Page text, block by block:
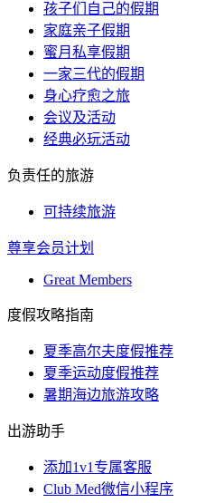
孩子们自己的假期
家庭亲子假期
蜜月私享假期
一家三代的假期
身心疗愈之旅
会议及活动
经典必玩活动
负责任的旅游
可持续旅游
尊享会员计划
Great Members
度假攻略指南
夏季高尔夫度假推荐
夏季运动度假推荐
暑期海边旅游攻略
出游助手
添加1v1专属客服
Club Med微信小程序